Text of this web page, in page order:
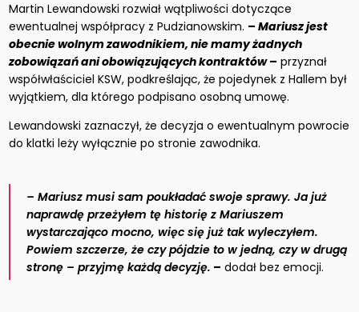
Martin Lewandowski rozwiał wątpliwości dotyczące
ewentualnej współpracy z Pudzianowskim. –Mariusz jest
obecnie wolnym zawodnikiem, nie mamy żadnych
zobowiązań ani obowiązujących kontraktów– przyznał
współwłaściciel KSW, podkreślając, że pojedynek z Hallem był
wyjątkiem, dla którego podpisano osobną umowę.
Lewandowski zaznaczył, że decyzja o ewentualnym powrocie
do klatki leży wyłącznie po stronie zawodnika.
– Mariusz musi sam poukładać swoje sprawy. Ja już
naprawdę przeżyłem tę historię z Mariuszem
wystarczająco mocno, więc się już tak wyleczyłem.
Powiem szczerze, że czy pójdzie to w jedną, czy w drugą
stronę – przyjmę każdą decyzję. – dodał bez emocji.